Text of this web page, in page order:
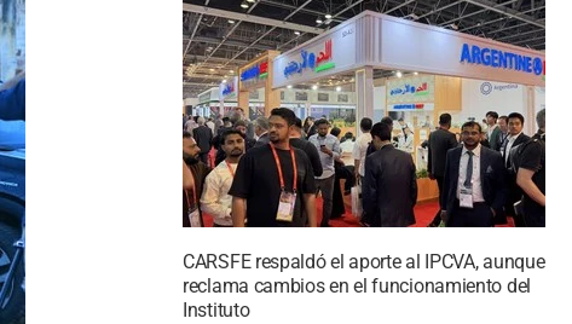
CARSFE respaldó el aporte al IPCVA, aunque
reclama cambios en el funcionamiento del
Instituto